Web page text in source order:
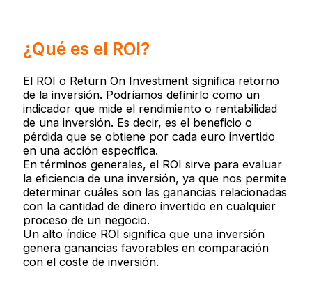
¿Qué es el ROI?
El ROI o Return On Investment significa retorno
de la inversión. Podríamos definirlo como un
indicador que mide el rendimiento o rentabilidad
de una inversión. Es decir, es el beneficio o
pérdida que se obtiene por cada euro invertido
en una acción específica.
En términos generales, el ROI sirve para evaluar
la eficiencia de una inversión, ya que nos permite
determinar cuáles son las ganancias relacionadas
con la cantidad de dinero invertido en cualquier
proceso de un negocio.
Un alto índice ROI significa que una inversión
genera ganancias favorables en comparación
con el coste de inversión.